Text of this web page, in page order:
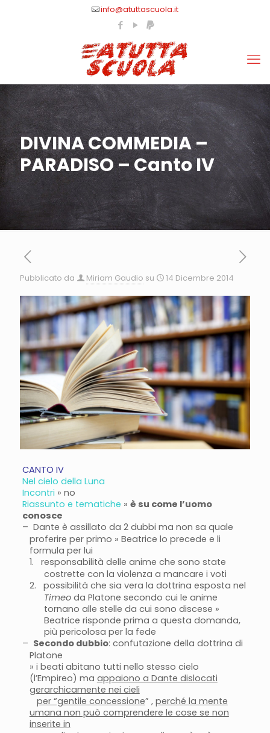
info@atuttascuola.it
DIVINA COMMEDIA –
PARADISO – Canto IV
Pubblicato da Miriam Gaudio su 14 Dicembre 2014
CANTO IV
Nel cielo della Luna
Incontri » no
Riassunto e tematiche » è su come l’uomo
conosce
– Dante è assillato da 2 dubbi ma non sa quale
proferire per primo » Beatrice lo precede e li
formula per lui
1.
responsabilità delle anime che sono state
costrette con la violenza a mancare i voti
2.
possibilità che sia vera la dottrina esposta nel
Timeoda Platone secondo cui le anime
tornano alle stelle da cui sono discese »
Beatrice risponde prima a questa domanda,
più pericolosa per la fede
– Secondo dubbio: confutazione della dottrina di
Platone
» i beati abitano tutti nello stesso cielo
(l’Empireo) ma appaiono a Dante dislocati
gerarchicamente nei cieli
per “gentile concessione” , perché la mente
umana non può comprendere le cose se non
inserite in